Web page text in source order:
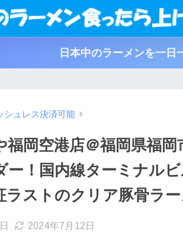
日本中のラーメンを一日
シュレス決済可能
福岡空港店＠福岡県福
ー！国内線ターミナル
ラストのクリア豚骨ラ
2024年7月12日